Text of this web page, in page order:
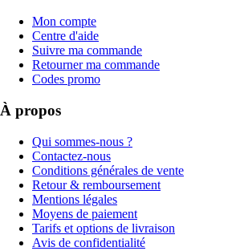
Mon compte
Centre d'aide
Suivre ma commande
Retourner ma commande
Codes promo
À propos
Qui sommes-nous ?
Contactez-nous
Conditions générales de vente
Retour & remboursement
Mentions légales
Moyens de paiement
Tarifs et options de livraison
Avis de confidentialité